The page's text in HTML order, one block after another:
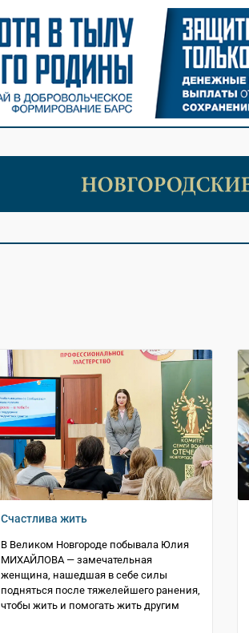
Счастлива жить
В Великом Новгороде побывала Юлия
МИХАЙЛОВА — замечательная
женщина, нашедшая в себе силы
подняться после тяжелейшего ранения,
чтобы жить и помогать жить другим